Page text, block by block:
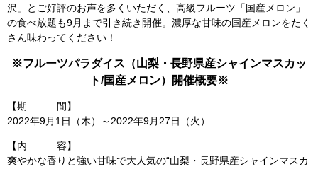
沢」とご好評のお声を多くいただく、高級フルーツ「国産メロン」
の食べ放題も9月まで引き続き開催。濃厚な甘味の国産メロンをたく
さん味わってください！
※フルーツパラダイス（山梨・長野県産シャインマスカッ
ト/国産メロン）開催概要※
【期 間】
2022年9月1日（木）～2022年9月27日（火）
【内 容】
爽やかな香りと強い甘味で大人気の“山梨・長野県産シャインマスカ